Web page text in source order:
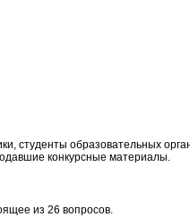
студенты образовательных
конкурсные материалы.
из 26 вопросов.